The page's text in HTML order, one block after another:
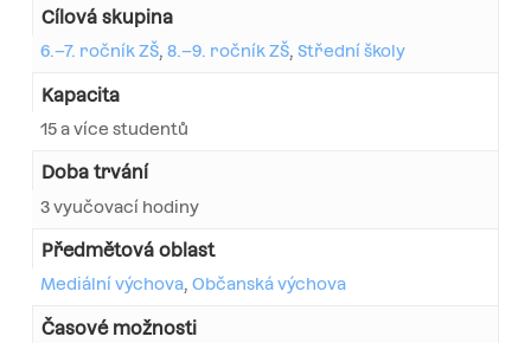
Cílová skupina
6.–7. ročník ZŠ, 8.–9. ročník ZŠ, Střední školy
Kapacita
15 a více studentů
Doba trvání
3 vyučovací hodiny
Předmětová oblast
Mediální výchova, Občanská výchova
Časové možnosti